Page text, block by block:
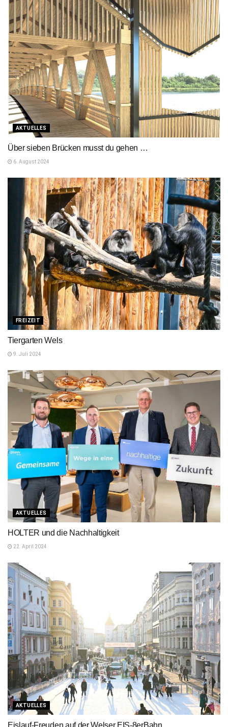
AKTUELLES
Über sieben Brücken musst du gehen …
6. August 2024
FREIZEIT
Tiergarten Wels
9. Juli 2024
AKTUELLES
HOLTER und die Nachhaltigkeit
22. April 2024
AKTUELLES
Eislauf-Freuden auf der Welser EIS-8erBahn